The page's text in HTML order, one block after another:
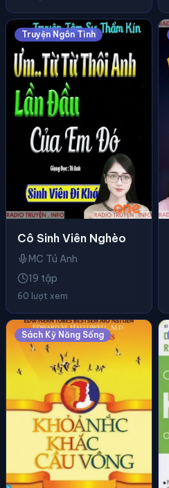
Truyện Ngôn Tình
Cô Sinh Viên Nghèo
MC Tú Anh
19 tập
60 lượt xem
Sách Kỹ Năng Sống